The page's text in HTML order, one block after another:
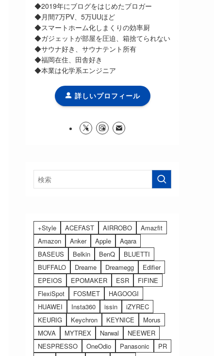
◆2019年にブログをはじめたブロガー
◆月間7万PV、5万UUほど
◆スマートホーム化しまくりの効率厨
◆ガジェットが部屋を圧迫、箱捨てられない
◆サウナ好き、サウナテント所有
◆福岡在住、田舎好き
◆本業は化学系エンジニア
詳しいプロフィール
+Style ACEFAST AIRROBO
Amazfit
Amazon
Anker Apple
Aqara
BASEUS
Belkin BenQ
BLUETTI
BUFFALO
Dreame Dreamegg
Edifier
EPEIOS
EPOMAKER ESR
FIFINE
FlexiSpot
FOSMET
HAGOOGI
HUAWEI
Insta360 issin
iZYREC
KEURIG
Keychron KEYNICE
Morus
MOVA
MYTREX Narwal
NEEWER
NESPRESSO
OneOdio Panasonic
PR